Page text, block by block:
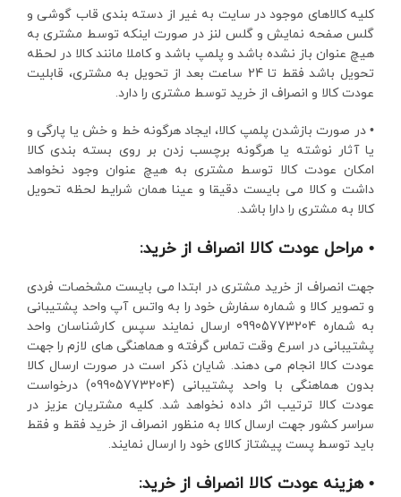
کلیه کالاهای موجود در سایت به غیر از دسته بندی قاب گوشی و
گلس صفحه نمایش و گلس لنز در صورت اینکه توسط مشتری به
هیچ عنوان باز نشده باشد و پلمپ باشد و کاملا مانند کالا در لحظه
تحویل باشد فقط تا 24 ساعت بعد از تحویل به مشتری، قابلیت
عودت کالا و انصراف از خرید توسط مشتری را دارد.
• در صورت بازشدن پلمپ کالا، ایجاد هرگونه خط و خش یا پارگی و
یا آثار نوشته یا هرگونه برچسب زدن بر روی بسته بندی کالا
امکان عودت کالا توسط مشتری به هیچ عنوان وجود نخواهد
داشت و کالا می بایست دقیقا و عینا همان شرایط لحظه تحویل
کالا به مشتری را دارا باشد.
• مراحل عودت کالا انصراف از خرید:
جهت انصراف از خرید مشتری در ابتدا می بایست مشخصات فردی
و تصویر کالا و شماره سفارش خود را به واتس آپ واحد پشتیبانی
به شماره 09905773204 ارسال نمایند سپس کارشناسان واحد
پشتیبانی در اسرع وقت تماس گرفته و هماهنگی های لازم را جهت
عودت کالا انجام می دهند. شایان ذکر است در صورت ارسال کالا
بدون هماهنگی با واحد پشتیبانی (09905773204) درخواست
عودت کالا ترتیب اثر داده نخواهد شد. کلیه مشتریان عزیز در
سراسر کشور جهت ارسال کالا به منظور انصراف از خرید فقط و فقط
باید توسط پست پیشتاز کالای خود را ارسال نمایند.
• هزینه عودت کالا انصراف از خرید: